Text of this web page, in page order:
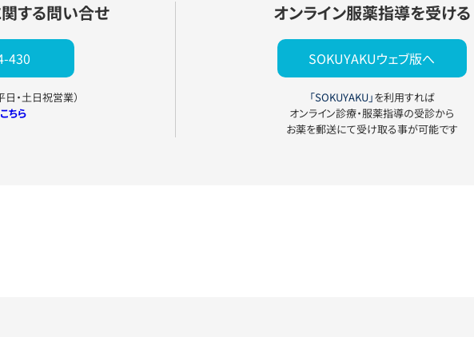
する問い合せ
430
・土日祝営業）
こちら
オンライン服薬指導を受ける
SOKUYAKUウェブ版へ
「SOKUYAKU」を利用すれば
オンライン診療・服薬指導の受診から
お薬を郵送にて受け取る事が可能です